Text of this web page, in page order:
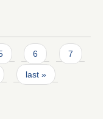
6 7
last »